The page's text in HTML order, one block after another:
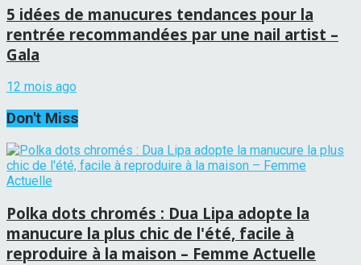
5 idées de manucures tendances pour la
rentrée recommandées par une nail artist –
Gala
12 mois ago
Don't Miss
Polka dots chromés : Dua Lipa adopte la
manucure la plus chic de l'été, facile à
reproduire à la maison – Femme Actuelle